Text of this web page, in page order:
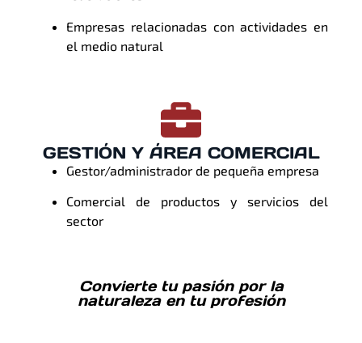
Empresas relacionadas con actividades en
el medio natural
GESTIÓN Y ÁREA COMERCIAL
Gestor/administrador de pequeña empresa
Comercial de productos y servicios del
sector
Convierte tu pasión por la
naturaleza en tu profesión